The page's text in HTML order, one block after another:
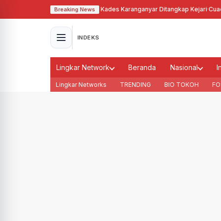
Breaking News
Tanah Bengkok, Kades Karanganyar Ditangkap Kejari·Cuaca
INDEKS
Lingkar Network Beranda Nasional
Lingkar Networks TRENDING BIO TOKOH